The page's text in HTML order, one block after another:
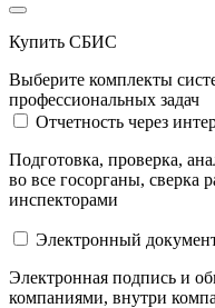
Купить СБИС
Выберите комплекты
профессиональных задач
Отчетность через
Подготовка, проверка,
во все госорганы, сверка
инспекторами
Электронный
Электронная подпись и
компаниями, внутри